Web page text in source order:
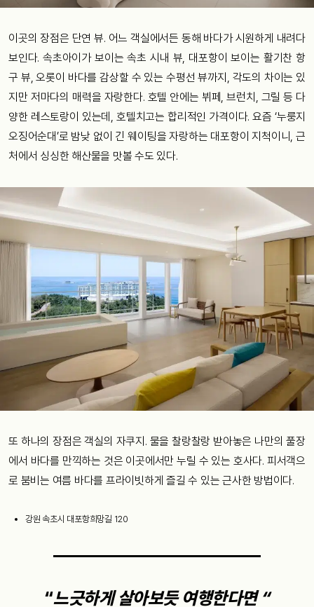
이곳의 장점은 단연 뷰. 어느 객실에서든 동해 바다가 시원하게 내려다
보인다. 속초아이가 보이는 속초 시내 뷰, 대포항이 보이는 활기찬 항
구 뷰, 오롯이 바다를 감상할 수 있는 수평선 뷰까지, 각도의 차이는 있
지만 저마다의 매력을 자랑한다. 호텔 안에는 뷔페, 브런치, 그릴 등 다
양한 레스토랑이 있는데, 호텔치고는 합리적인 가격이다. 요즘 ‘누룽지
오징어순대’로 밤낮 없이 긴 웨이팅을 자랑하는 대포항이 지척이니, 근
처에서 싱싱한 해산물을 맛볼 수도 있다.
또 하나의 장점은 객실의 자쿠지. 물을 찰랑찰랑 받아놓은 나만의 풀장
에서 바다를 만끽하는 것은 이곳에서만 누릴 수 있는 호사다. 피서객으
로 붐비는 여름 바다를 프라이빗하게 즐길 수 있는 근사한 방법이다.
강원 속초시 대포항희망길 120
“느긋하게 살아보듯 여행한다면 “